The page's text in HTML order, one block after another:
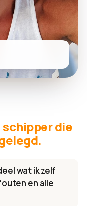
schipper die
wat ik zelf
en alle